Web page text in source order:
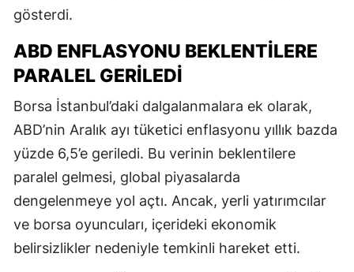
gösterdi.
ABD ENFLASYONU BEKLENTILERE
PARALEL GERILEDI
Borsa İstanbul’daki dalgalanmalara ek olarak,
ABD’nin Aralık ayı tüketici enflasyonu yıllık bazda
yüzde 6,5’e geriledi. Bu verinin beklentilere
paralel gelmesi, global piyasalarda
dengelenmeye yol açtı. Ancak, yerli yatırımcılar
ve borsa oyuncuları, içerideki ekonomik
belirsizlikler nedeniyle temkinli hareket etti.